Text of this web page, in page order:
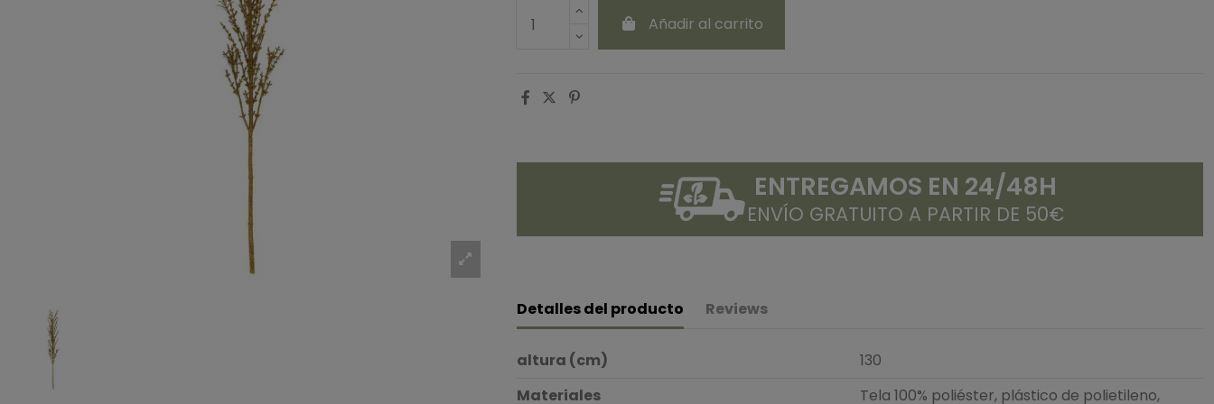
Añadir al carrito
ENTREGAMOS EN 24/48H
ENVÍO GRATUITO A PARTIR DE 50€
Detalles del producto Reviews
altura (cm)
130
Materiales
Tela 100% poliéster, plástico de polietileno,